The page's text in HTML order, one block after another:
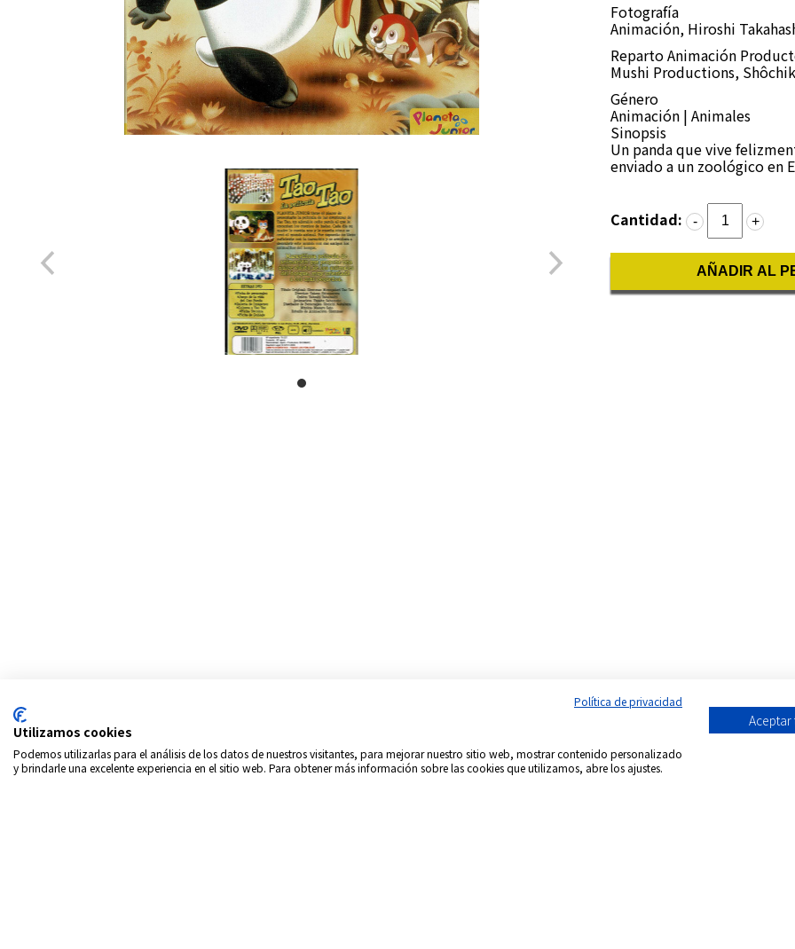
Fotografía
Animación, Hiroshi
Reparto Animación
Mushi Productions,
Género
Animación | Animales
Sinopsis
Un panda que vive
enviado a un zoológico en
Cantidad: - +
AÑADIR AL
Política de privacidad
Utilizamos cookies
Podemos utilizarlas para el análisis de los datos de nuestros visitantes, para mejorar nuestro sitio web, mostrar contenido personalizado
y brindarle una excelente experiencia en el sitio web. Para obtener más información sobre las cookies que utilizamos, abre los ajustes.